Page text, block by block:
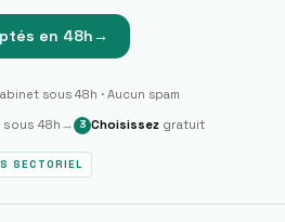
en 48h→
sous 48h · Aucun spam
sous 48h → 3 Choisissez gratuit
SECTORIEL